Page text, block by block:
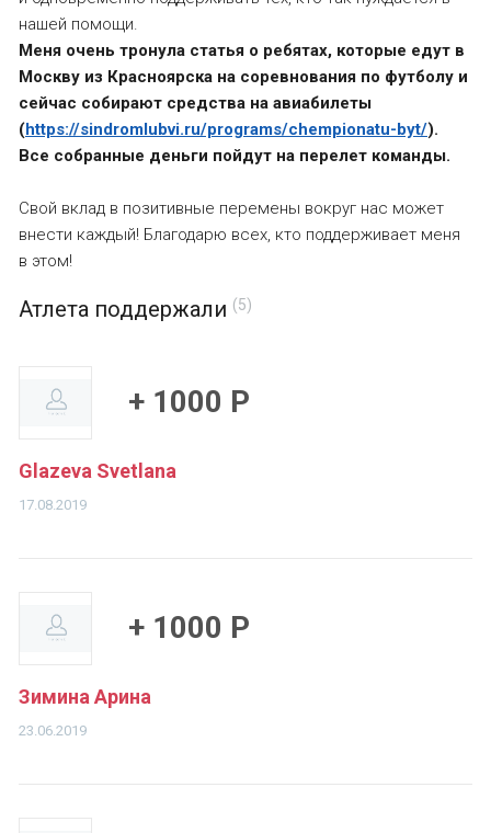
нашей помощи.
Меня очень тронула статья о ребятах, которые едут в
Москву из Красноярска на соревнования по футболу и
сейчас собирают средства на авиабилеты
(https://sindromlubvi.ru/programs/chempionatu-byt/).
Все собранные деньги пойдут на перелет команды.
Свой вклад в позитивные перемены вокруг нас может
внести каждый! Благодарю всех, кто поддерживает меня
в этом!
Атлета поддержали (5)
Glazeva Svetlana
17.08.2019
+ 1000 Р
Зимина Арина
23.06.2019
+ 1000 Р